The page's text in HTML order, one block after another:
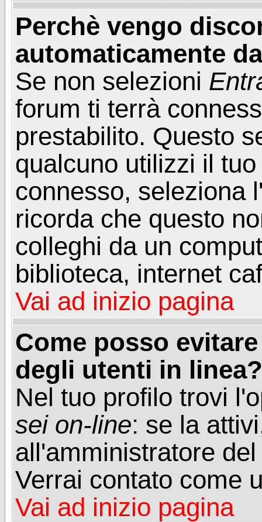
Perchè vengo
automaticamente
Se non selezioni
forum ti terrà
prestabilito. Questo
qualcuno utilizzi il
connesso, seleziona
ricorda che questo
colleghi da un
biblioteca, internet
Vai ad inizio pagina
Come posso
degli utenti in linea?
Nel tuo profilo trovi
sei on-line: se la
all'amministratore
Verrai contato come
Vai ad inizio pagina